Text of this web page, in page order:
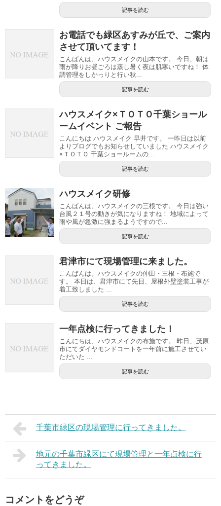
記事を読む
お電話でも緑区あすみが丘で、ご案内
させて頂いてます！
こんばんは、ハウスメイクの山本です。 今日、朝は
雨が降りお昼ごろは蒸し暑く夜は肌寒いですね！ 体
調管理をしかっりと行い秋...
記事を読む
ハウスメイク×ＴＯＴＯ千葉ショール
ームイベント ご報告
こんにちは ハウスメイク 早井です。 一昨日は以前
よりブログでもお知らせしていました ハウスメイク
×ＴＯＴＯ 千葉ショールームの...
記事を読む
ハウスメイク研修
こんばんは、ハウスメイクの三根です。 今日は強い
台風２１号の動きが気になりますね！ 地域によって
雨や風が急激に強まるようですので...
記事を読む
君津市にて現場管理に来ました。
こんばんは。ハウスメイクの仲田・三根・布施で
す。 本日は、君津市にて先日、屋根外壁塗装工事が
着工致しました ...
記事を読む
一年点検に行ってきました！
こんにちは、ハウスメイクの布施です。 昨日、茂原
市にてダイヤモンドコートを一年前に施工させてい
ただいた ...
記事を読む
千葉市緑区の現場管理に行ってきました。
地元の千葉市緑区にて現場管理と一年点検に行
ってきました。
コメントをどうぞ